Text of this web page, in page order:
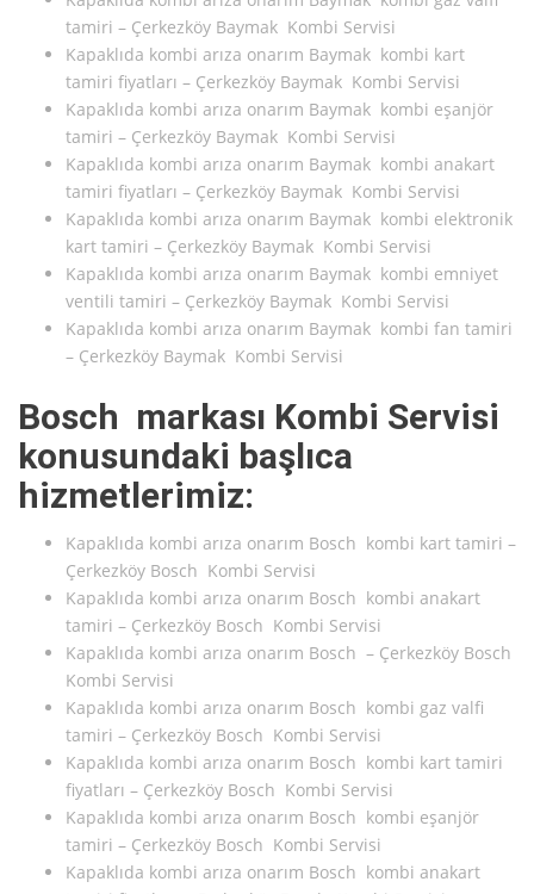
tamiri – Çerkezköy Baymak Kombi Servisi
Kapaklıda kombi arıza onarım Baymak kombi kart
tamiri fiyatları – Çerkezköy Baymak Kombi Servisi
Kapaklıda kombi arıza onarım Baymak kombi eşanjör
tamiri – Çerkezköy Baymak Kombi Servisi
Kapaklıda kombi arıza onarım Baymak kombi anakart
tamiri fiyatları – Çerkezköy Baymak Kombi Servisi
Kapaklıda kombi arıza onarım Baymak kombi elektronik
kart tamiri – Çerkezköy Baymak Kombi Servisi
Kapaklıda kombi arıza onarım Baymak kombi emniyet
ventili tamiri – Çerkezköy Baymak Kombi Servisi
Kapaklıda kombi arıza onarım Baymak kombi fan tamiri
– Çerkezköy Baymak Kombi Servisi
Bosch markası Kombi Servisi
konusundaki başlıca
hizmetlerimiz:
Kapaklıda kombi arıza onarım Bosch kombi kart tamiri –
Çerkezköy Bosch Kombi Servisi
Kapaklıda kombi arıza onarım Bosch kombi anakart
tamiri – Çerkezköy Bosch Kombi Servisi
Kapaklıda kombi arıza onarım Bosch – Çerkezköy Bosch
Kombi Servisi
Kapaklıda kombi arıza onarım Bosch kombi gaz valfi
tamiri – Çerkezköy Bosch Kombi Servisi
Kapaklıda kombi arıza onarım Bosch kombi kart tamiri
fiyatları – Çerkezköy Bosch Kombi Servisi
Kapaklıda kombi arıza onarım Bosch kombi eşanjör
tamiri – Çerkezköy Bosch Kombi Servisi
Kapaklıda kombi arıza onarım Bosch kombi anakart